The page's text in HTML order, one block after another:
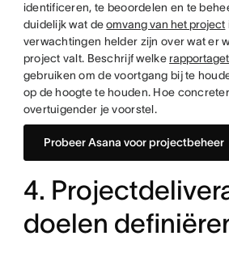
identificeren, te beoordelen en te
duidelijk wat deomvang van het project
verwachtingen helder zijn over wat er
project valt. Beschrijf welke
gebruiken om de voortgang bij te
op de hoogte te houden. Hoe
overtuigender je voorstel.
Probeer Asana voor projectbeheer
4.
doelen